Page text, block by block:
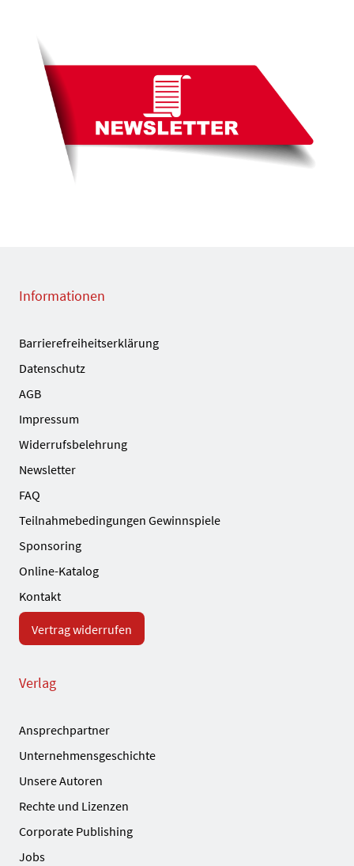
Informationen
Barrierefreiheitserklärung
Datenschutz
AGB
Impressum
Widerrufsbelehrung
Newsletter
FAQ
Teilnahmebedingungen Gewinnspiele
Sponsoring
Online-Katalog
Kontakt
Vertrag widerrufen
Verlag
Ansprechpartner
Unternehmensgeschichte
Unsere Autoren
Rechte und Lizenzen
Corporate Publishing
Jobs